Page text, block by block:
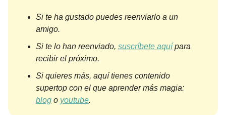
Si te ha gustado puedes reenviarlo a un
amigo.
Si te lo han reenviado, suscríbete aquípara
recibir el próximo.
Si quieres más, aquí tienes contenido
supertop con el que aprender más magia:
blog o youtube.